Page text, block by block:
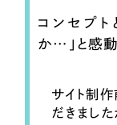
コンセプト
か…」と感動
サイト制作
だきまし